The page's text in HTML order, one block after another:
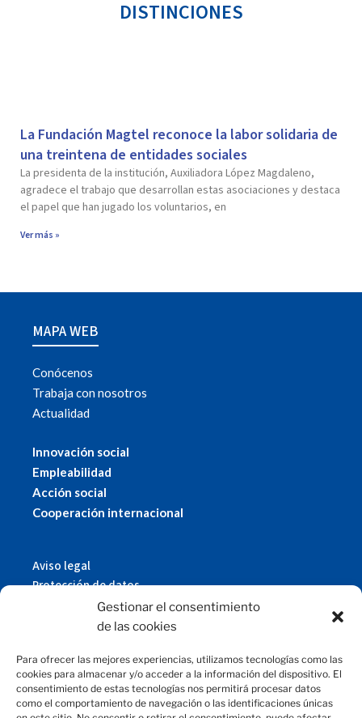
Gestionar el consentimiento
de las cookies
Para ofrecer las mejores experiencias, utilizamos tecnologías como las
cookies para almacenar y/o acceder a la información del dispositivo. El
consentimiento de estas tecnologías nos permitirá procesar datos
como el comportamiento de navegación o las identificaciones únicas
DISTINCIONES
La Fundación Magtel reconoce la labor solidaria de
una treintena de entidades sociales
La presidenta de la institución, Auxiliadora López Magdaleno,
agradece el trabajo que desarrollan estas asociaciones y destaca
el papel que han jugado los voluntarios, en
Ver más »
MAPA WEB
Conócenos
Trabaja con nosotros
Actualidad
Innovación social
Empleabilidad
Acción social
Cooperación internacional
Aviso legal
Protección de datos
Política de cookies
© 2019 Fundación Magtel.
CONTACTO